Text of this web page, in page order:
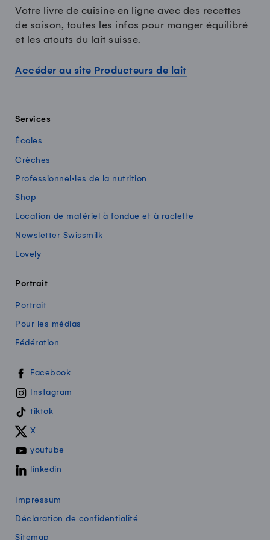
Votre livre de cuisine en ligne avec des recettes
de saison, toutes les infos pour manger équilibré
et les atouts du lait suisse.
Accéder au site Producteurs de lait
Services
Écoles
Crèches
Professionnel·les de la nutrition
Shop
Location de matériel à fondue et à raclette
Newsletter Swissmilk
Lovely
Portrait
Portrait
Pour les médias
Fédération
Swissmilk sur les réseaux sociaux
Facebook
Instagram
tiktok
X
youtube
linkedin
Impressum
Déclaration de confidentialité
Sitemap